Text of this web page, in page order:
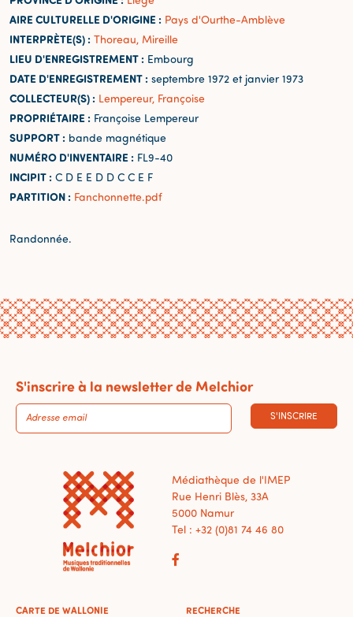
AIRE CULTURELLE D'ORIGINE : Pays d'Ourthe-Amblève
INTERPRÈTE(S) : Thoreau, Mireille
LIEU D'ENREGISTREMENT : Embourg
DATE D'ENREGISTREMENT : septembre 1972 et janvier 1973
COLLECTEUR(S) : Lempereur, Françoise
PROPRIÉTAIRE : Françoise Lempereur
SUPPORT : bande magnétique
NUMÉRO D'INVENTAIRE : FL9-40
INCIPIT : C D E E D D C C E F
PARTITION : Fanchonnette.pdf
Randonnée.
S'inscrire à la newsletter de Melchior
S'INSCRIRE
Médiathèque de l'IMEP
Rue Henri Blès, 33A
5000 Namur
Tel : +32 (0)81 74 46 80
CARTE DE WALLONIE
RECHERCHE